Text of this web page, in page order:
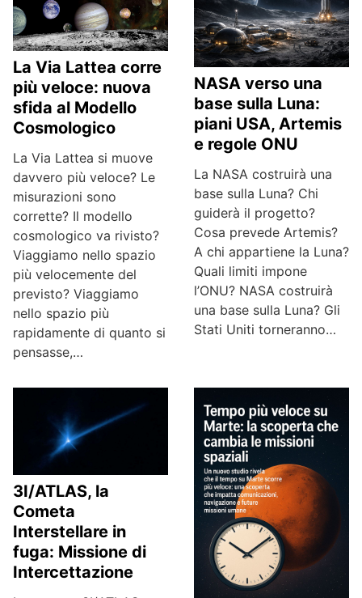
La Via Lattea corre
più veloce: nuova
sfida al Modello
Cosmologico
La Via Lattea si muove
davvero più veloce? Le
misurazioni sono
corrette? Il modello
cosmologico va rivisto?
Viaggiamo nello spazio
più velocemente del
previsto? Viaggiamo
nello spazio più
rapidamente di quanto si
pensasse,…
NASA verso una
base sulla Luna:
piani USA, Artemis
e regole ONU
La NASA costruirà una
base sulla Luna? Chi
guiderà il progetto?
Cosa prevede Artemis?
A chi appartiene la Luna?
Quali limiti impone
l’ONU? NASA costruirà
una base sulla Luna? Gli
Stati Uniti torneranno…
3I/ATLAS, la
Cometa
Interstellare in
fuga: Missione di
Intercettazione